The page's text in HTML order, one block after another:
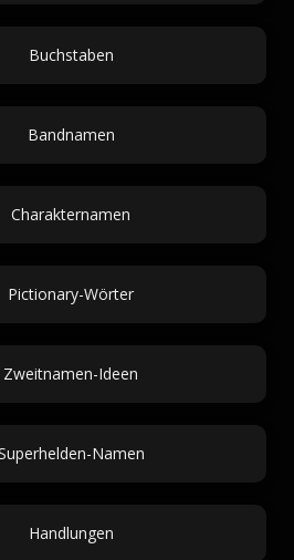
Buchstaben
Bandnamen
Charakternamen
Pictionary-Wörter
Zweitnamen-Ideen
Namen
Handlungen